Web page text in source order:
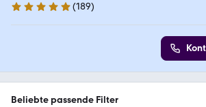
4.9 Sterne
(189)
Beliebte passende Filter